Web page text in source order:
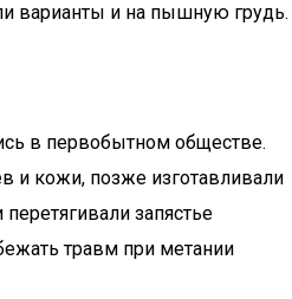
варианты и на пышную грудь.
в первобытном обществе.
и кожи, позже изготавливали
запястье
травм при метании